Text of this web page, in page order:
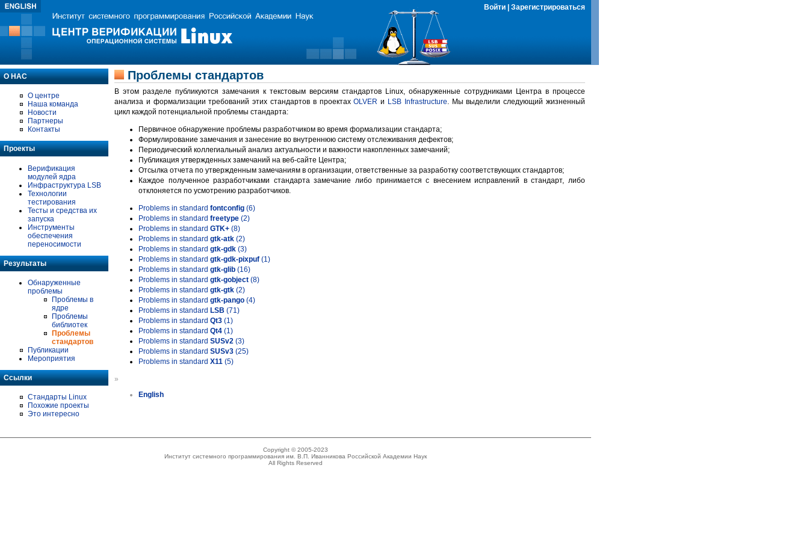
Войти Зарегистрироваться
О НАС
О центре
Наша команда
Новости
Партнеры
Контакты
Проекты
Верификация
модулей ядра
Инфраструктура LSB
Технологии
тестирования
Тесты и средства их
запуска
Инструменты
обеспечения
переносимости
Результаты
Обнаруженные
проблемы
Проблемы в
ядре
Проблемы
библиотек
Проблемы
стандартов
Публикации
Мероприятия
Ссылки
Стандарты Linux
Похожие проекты
Это интересно
Проблемы стандартов
В этом разделе публикуются замечания к текстовым версиям стандартов Linux, обнаруженные сотрудниками Центра в процессе
анализа и формализации требований этих стандартов в проектахOLVER и LSB Infrastructure. Мы выделили следующий жизненный
цикл каждой потенциальной проблемы стандарта:
Первичное обнаружение проблемы разработчиком во время формализации стандарта;
Формулирование замечания и занесение во внутреннюю систему отслеживания дефектов;
Периодический коллегиальный анализ актуальности и важности накопленных замечаний;
Публикация утвержденных замечаний на веб-сайте Центра;
Отсылка отчета по утвержденным замечаниям в организации, ответственные за разработку соответствующих стандартов;
Каждое полученное разработчиками стандарта замечание либо принимается с внесением исправлений в стандарт, либо
отклоняется по усмотрению разработчиков.
Problems in standard fontconfig (6)
Problems in standard freetype (2)
Problems in standard GTK+ (8)
Problems in standard gtk-atk (2)
Problems in standard gtk-gdk (3)
Problems in standard gtk-gdk-pixpuf (1)
Problems in standard gtk-glib (16)
Problems in standard gtk-gobject (8)
Problems in standard gtk-gtk (2)
Problems in standard gtk-pango (4)
Problems in standard LSB (71)
Problems in standard Qt3 (1)
Problems in standard Qt4 (1)
Problems in standard SUSv2 (3)
Problems in standard SUSv3 (25)
Problems in standard X11 (5)
»
English
Copyright © 2005-2023
Институт системного программирования им. В.П. Иванникова Российской Академии Наук
All Rights Reserved